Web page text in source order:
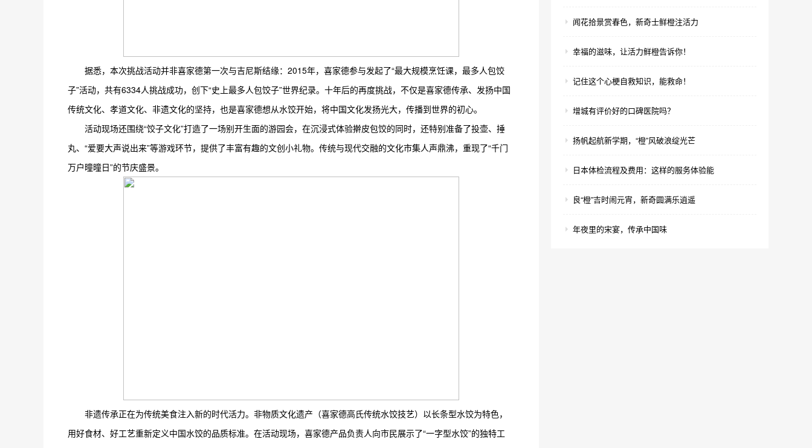
据悉，本次挑战活动并非喜家德第一次与吉尼斯结缘：2015年，喜家德参与发起了“最大规模烹饪课，最多人包饺
子”活动，共有6334人挑战成功，创下“史上最多人包饺子”世界纪录。十年后的再度挑战，不仅是喜家德传承、发扬中国
传统文化、孝道文化、非遗文化的坚持，也是喜家德想从水饺开始，将中国文化发扬光大，传播到世界的初心。
活动现场还围绕“饺子文化”打造了一场别开生面的游园会，在沉浸式体验擀皮包饺的同时，还特别准备了投壶、捶
丸、“爱要大声说出来”等游戏环节，提供了丰富有趣的文创小礼物。传统与现代交融的文化市集人声鼎沸，重现了“千门
万户曈曈日”的节庆盛景。
非遗传承正在为传统美食注入新的时代活力。非物质文化遗产（喜家德高氏传统水饺技艺）以长条型水饺为特色，
用好食材、好工艺重新定义中国水饺的品质标准。在活动现场，喜家德产品负责人向市民展示了“一字型水饺”的独特工
闻花拾景赏春色，新奇士鲜橙注活力
幸福的滋味，让活力鲜橙告诉你！
记住这个心梗自救知识，能救命！
增城有评价好的口碑医院吗？
扬帆起航新学期，“橙”风破浪绽光芒
日本体检流程及费用：这样的服务体验能
良“橙”吉时闹元宵，新奇圆满乐逍遥
年夜里的宋宴，传承中国味